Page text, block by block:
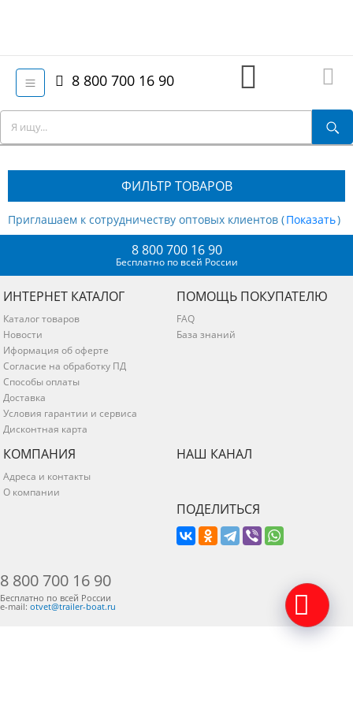
8 800 700 16 90
ФИЛЬТР ТОВАРОВ
Приглашаем к сотрудничеству оптовых клиентов ( )
8 800 700 16 90
Бесплатно по всей России
ИНТЕРНЕТ КАТАЛОГ
Каталог товаров
Новости
Иформация об оферте
Согласие на обработку ПД
Способы оплаты
Доставка
Условия гарантии и сервиса
Дисконтная карта
ПОМОЩЬ ПОКУПАТЕЛЮ
FAQ
База знаний
КОМПАНИЯ
Адреса и контакты
О компании
НАШ КАНАЛ
ПОДЕЛИТЬСЯ
8 800 700 16 90
Бесплатно по всей России
e-mail: otvet@trailer-boat.ru